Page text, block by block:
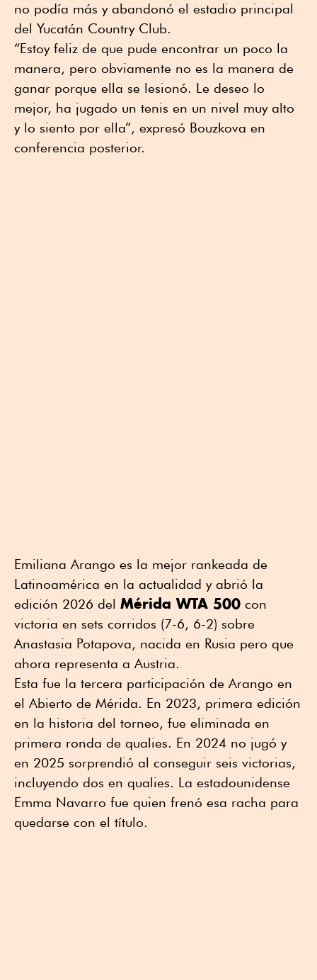
no podía más y abandonó el estadio principal
del Yucatán Country Club.
“Estoy feliz de que pude encontrar un poco la
manera, pero obviamente no es la manera de
ganar porque ella se lesionó. Le deseo lo
mejor, ha jugado un tenis en un nivel muy alto
y lo siento por ella”, expresó Bouzkova en
conferencia posterior.
Emiliana Arango es la mejor rankeada de
Latinoamérica en la actualidad y abrió la
edición 2026 del Mérida WTA 500 con
victoria en sets corridos (7-6, 6-2) sobre
Anastasia Potapova, nacida en Rusia pero que
ahora representa a Austria.
Esta fue la tercera participación de Arango en
el Abierto de Mérida. En 2023, primera edición
en la historia del torneo, fue eliminada en
primera ronda de qualies. En 2024 no jugó y
en 2025 sorprendió al conseguir seis victorias,
incluyendo dos en qualies. La estadounidense
Emma Navarro fue quien frenó esa racha para
quedarse con el título.